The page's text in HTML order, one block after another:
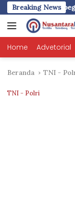
Langsung
ke
konten
Breaking News
Rompegading
Home Advetorial
Beranda TNI -
TNI - Polri